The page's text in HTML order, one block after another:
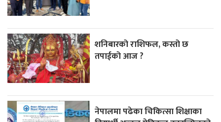
शनिबारको राशिफल, कस्तो छ
तपाईको आज ?
नेपालमा पढेका चिकित्सा शिक्षाका